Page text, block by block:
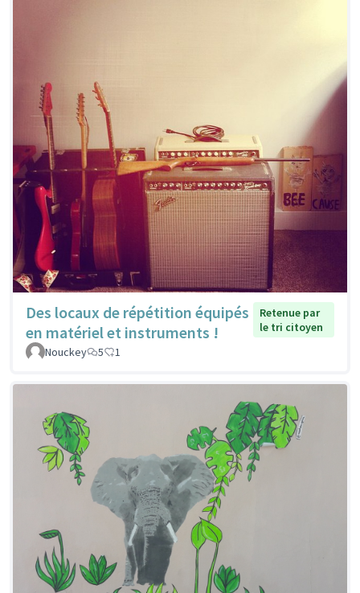
Des locaux de répétition équipés
en matériel et instruments !
Retenue par
le tri citoyen
Nouckey
5 1